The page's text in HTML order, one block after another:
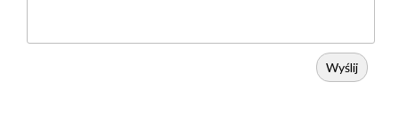
Wyślij